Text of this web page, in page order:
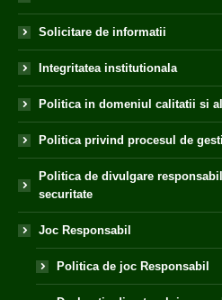
Solicitare de informatii
Integritatea institutionala
Politica in domeniul calitatii si
Politica privind procesul de
Politica de divulgare
securitate
Joc Responsabil
Politica de joc Responsabil